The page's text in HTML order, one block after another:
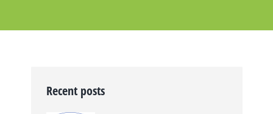
Recent posts